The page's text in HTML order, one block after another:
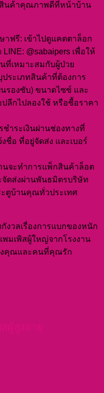
นค้าคุณภาพดีที่หน้าบ้าน
ฟรี: เข้าไปดูแคตตาล็อก
@sabaipers เพื่อให้
ที่เหมาะสมกับผู้ป่วย
ประเภทสินค้าที่ต้องการ
รองซับ) ขนาดไซซ์ และ
ลีกไปลองใช้ หรือซื้อราคา
ชำระเงินผ่านช่องทางที่
ชื่อ ที่อยู่จัดส่ง และเบอร์
นจะทำการแพ็กสินค้าล็อต
ดส่งผ่านพันธมิตรบริษัท
ตูบ้านคุณทั่วประเทศ
งวลเรื่องการแบกของหนัก
มเพิสผู้ใหญ่จากโรงงาน
งคุณและคนที่คุณรัก